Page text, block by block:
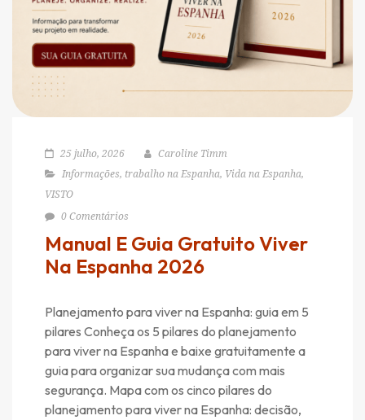
25 julho, 2026
Caroline Timm
Informações, trabalho na Espanha, Vida na Espanha,
VISTO
0 Comentários
Manual E Guia Gratuito Viver
Na Espanha 2026
Planejamento para viver na Espanha: guia em 5
pilares Conheça os 5 pilares do planejamento
para viver na Espanha e baixe gratuitamente a
guia para organizar sua mudança com mais
segurança. Mapa com os cinco pilares do
planejamento para viver na Espanha: decisão,